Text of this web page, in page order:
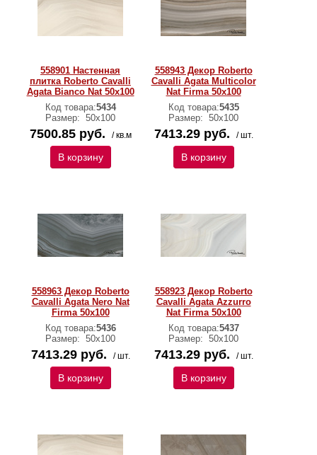
558901 Настенная
плитка Roberto Cavalli
Agata Bianco Nat 50x100
Код товара:5434
Размер: 50х100
7500.85 руб. / кв.м
В корзину
558943 Декор Roberto
Cavalli Agata Multicolor
Nat Firma 50x100
Код товара:5435
Размер: 50х100
7413.29 руб. / шт.
В корзину
558963 Декор Roberto
Cavalli Agata Nero Nat
Firma 50x100
Код товара:5436
Размер: 50х100
7413.29 руб. / шт.
В корзину
558923 Декор Roberto
Cavalli Agata Azzurro
Nat Firma 50x100
Код товара:5437
Размер: 50х100
7413.29 руб. / шт.
В корзину